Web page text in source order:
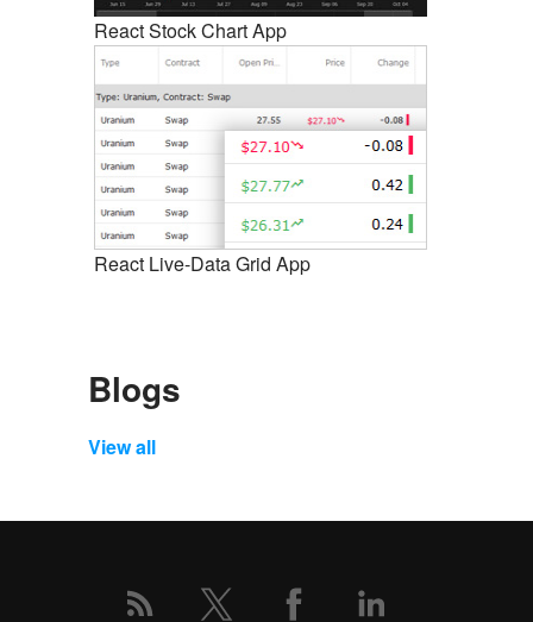
React Stock Chart App
React Live-Data Grid App
Blogs
View all